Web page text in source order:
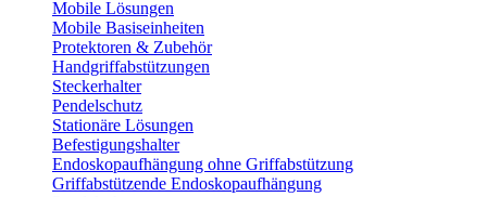
Mobile Lösungen
Mobile Basiseinheiten
Protektoren & Zubehör
Handgriffabstützungen
Steckerhalter
Pendelschutz
Stationäre Lösungen
Befestigungshalter
Endoskopaufhängung ohne Griffabstützung
Griffabstützende Endoskopaufhängung